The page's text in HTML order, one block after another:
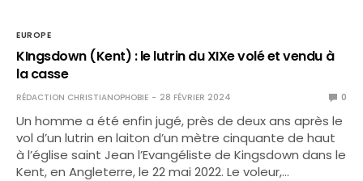
EUROPE
KIngsdown (Kent) : le lutrin du XIXe volé et vendu à
la casse
RÉDACTION CHRISTIANOPHOBIE 28 FÉVRIER 2024 0
Un homme a été enfin jugé, près de deux ans après le
vol d’un lutrin en laiton d’un mètre cinquante de haut
à l’église saint Jean l’Evangéliste de Kingsdown dans le
Kent, en Angleterre, le 22 mai 2022. Le voleur,…